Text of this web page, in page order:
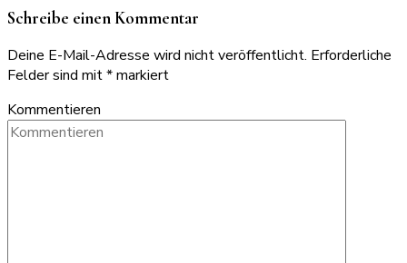
Schreibe einen Kommentar
Deine E-Mail-Adresse wird nicht veröffentlicht. Erforderliche
Felder sind mit*markiert
Kommentieren